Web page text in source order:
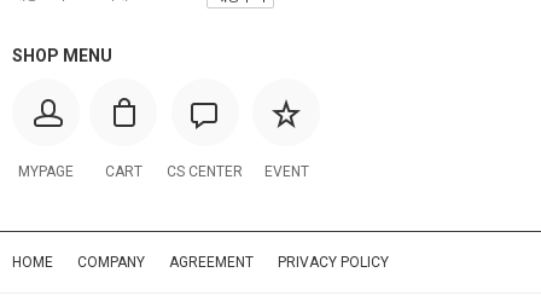
SHOP MENU
MYPAGE CART CS CENTER EVENT
HOME COMPANY AGREEMENT PRIVACY POLICY